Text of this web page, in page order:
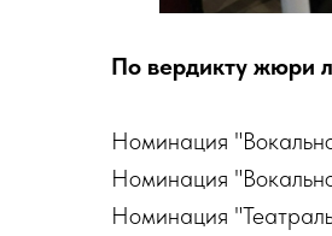
По вердикту жюри
Номинация
Номинация
Номинация